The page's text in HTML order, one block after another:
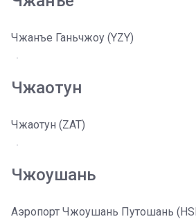
Чжанъе Ганьчжоу (YZY)
Чжаотун
Чжаотун (ZAT)
Чжоушань
Аэропорт Чжоушань Путошань